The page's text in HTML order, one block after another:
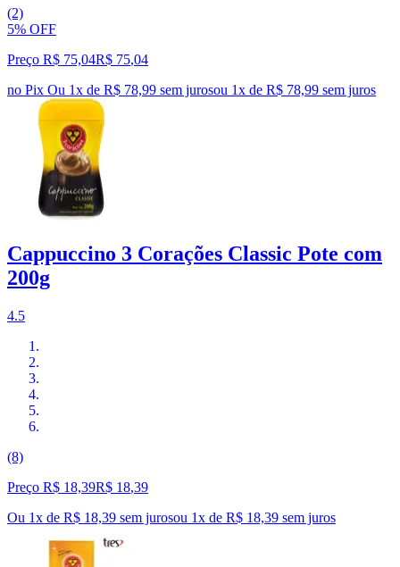
(2)
5% OFF
Preço R$ 75,04R$ 75,04
no Pix Ou 1x de R$ 78,99 sem jurosou 1x de R$ 78,99 sem juros
Cappuccino 3 Corações Classic Pote com
200g
4.5
(8)
Preço R$ 18,39R$ 18,39
Ou 1x de R$ 18,39 sem jurosou 1x de R$ 18,39 sem juros